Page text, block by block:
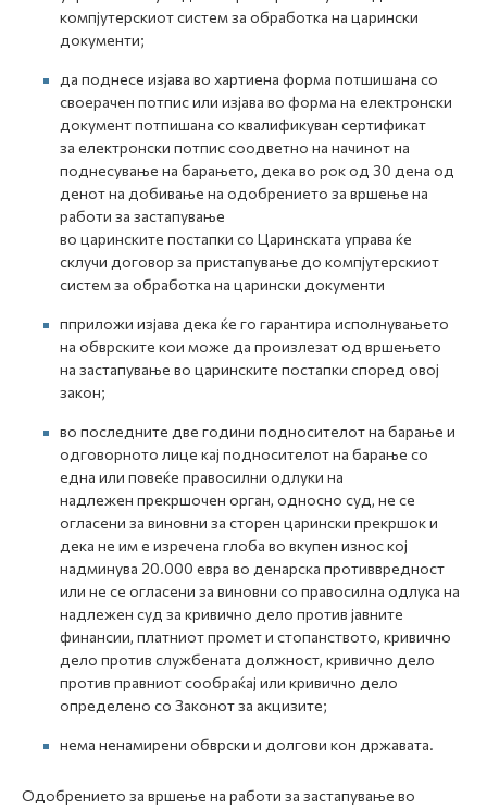
компјутерскиот систем за обработка на царински
документи;
да поднесе изјава во хартиена форма потшишана со
своерачен потпис или изјава во форма на електронски
документ потпишана со квалификуван сертификат
за електронски потпис соодветно на начинот на
поднесување на барањето, дека во рок од 30 дена од
денот на добивање на одобрението за вршење на
работи за застапување
во царинските постапки со Царинската управа ќе
склучи договор за пристапување до компјутерскиот
систем за обработка на царински документи
пприложи изјава дека ќе го гарантира исполнувањето
на обврските кои може да произлезат од вршењето
на застапување во царинските постапки според овој
закон;
во последните две години подносителот на барање и
одговорното лице кај подносителот на барање со
една или повеќе правосилни одлуки на
надлежен прекршочен орган, односно суд, не се
огласени за виновни за сторен царински прекршок и
дека не им е изречена глоба во вкупен износ кој
надминува 20.000 евра во денарска противвредност
или не се огласени за виновни со правосилна одлука на
надлежен суд за кривично дело против јавните
финансии, платниот промет и стопанството, кривично
дело против службената должност, кривично дело
против правниот сообраќај или кривично дело
определено со Законот за акцизите;
нема ненамирени обврски и долгови кон државата.
Одобрението за вршење на работи за застапување во